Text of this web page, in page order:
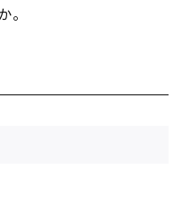
。